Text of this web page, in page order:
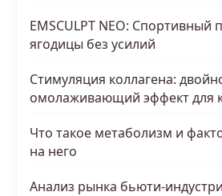
EMSCULPT NEO: Спортивный
ягодицы без усилий
Стимуляция коллагена:
омолаживающий эффект для
Что такое метаболизм и
на него
Анализ рынка бьюти-